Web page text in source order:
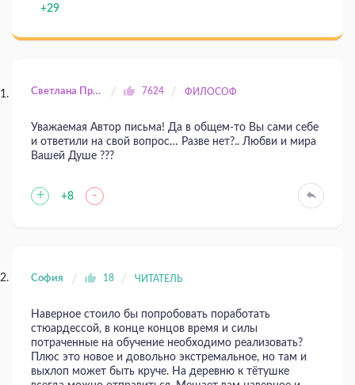
+29
Светлана Прилуцкая 7624 ФИЛОСОФ
Уважаемая Автор письма! Да в общем-то Вы сами себе
и ответили на свой вопрос… Разве нет?.. Любви и мира
Вашей Душе ???
+ +8 -
София 18 ЧИТАТЕЛЬ
Наверное стоило бы попробовать поработать
стюардессой, в конце концов время и силы
потраченные на обучение необходимо реализовать?
Плюс это новое и довольно экстремальное, но там и
выхлоп может быть круче. На деревню к тётушке